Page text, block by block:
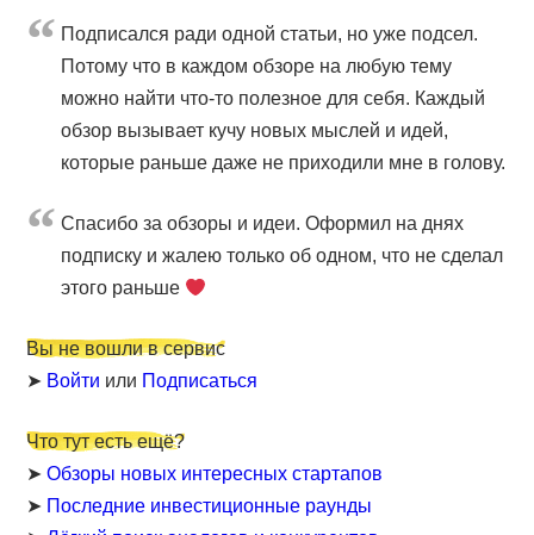
Подписался ради одной статьи, но уже подсел.
Потому что в каждом обзоре на любую тему
можно найти что-то полезное для себя. Каждый
обзор вызывает кучу новых мыслей и идей,
которые раньше даже не приходили мне в голову.
Cпасибо за обзоры и идеи. Оформил на днях
подписку и жалею только об одном, что не сделал
этого раньше
Вы не вошли в сервис
➤ Войти или Подписаться
Что тут есть ещё?
➤Обзоры новых интересных стартапов
➤ Последние инвестиционные раунды